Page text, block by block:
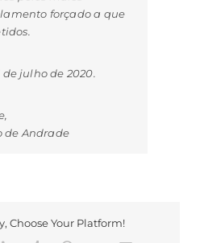
forçado a que
de julho de 2020.
de Andrade
Choose Your Platform!